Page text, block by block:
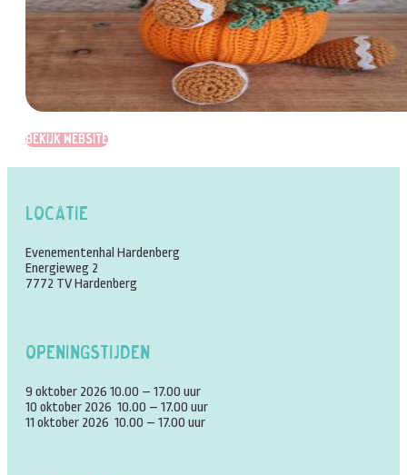
Bekijk website
Locatie
Evenementenhal Hardenberg
Energieweg 2
7772 TV Hardenberg
Openingstijden
9 oktober 2026 10.00 – 17.00 uur
10 oktober 2026 10.00 – 17.00 uur
11 oktober 2026 10.00 – 17.00 uur